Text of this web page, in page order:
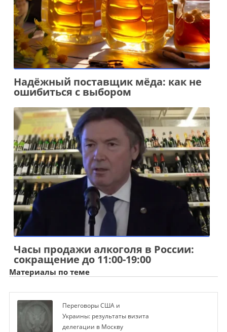
Надёжный поставщик мёда: как не
ошибиться с выбором
Часы продажи алкоголя в России:
сокращение до 11:00-19:00
Материалы по теме
Переговоры США и
Украины: результаты визита
делегации в Москву